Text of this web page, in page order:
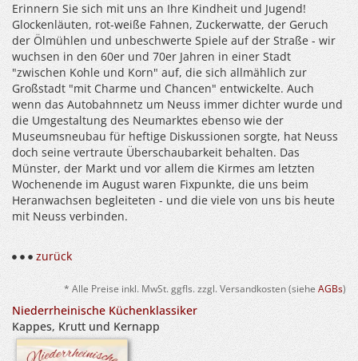
Erinnern Sie sich mit uns an Ihre Kindheit und Jugend!
Glockenläuten, rot-weiße Fahnen, Zuckerwatte, der Geruch
der Ölmühlen und unbeschwerte Spiele auf der Straße - wir
wuchsen in den 60er und 70er Jahren in einer Stadt
"zwischen Kohle und Korn" auf, die sich allmählich zur
Großstadt "mit Charme und Chancen" entwickelte. Auch
wenn das Autobahnnetz um Neuss immer dichter wurde und
die Umgestaltung des Neumarktes ebenso wie der
Museumsneubau für heftige Diskussionen sorgte, hat Neuss
doch seine vertraute Überschaubarkeit behalten. Das
Münster, der Markt und vor allem die Kirmes am letzten
Wochenende im August waren Fixpunkte, die uns beim
Heranwachsen begleiteten - und die viele von uns bis heute
mit Neuss verbinden.
zurück
* Alle Preise inkl. MwSt. ggfls. zzgl. Versandkosten (sieheAGBs)
Niederrheinische Küchenklassiker
Kappes, Krutt und Kernapp